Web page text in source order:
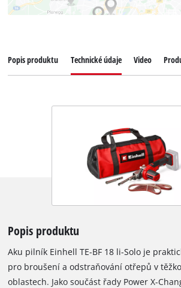
Popis produktu Technické údaje Video
Popis produktu
Aku pilník Einhell TE-BF 18 li-Solo je
pro broušení a odstraňování otřepů v
oblastech. Jako součást řady Power X-